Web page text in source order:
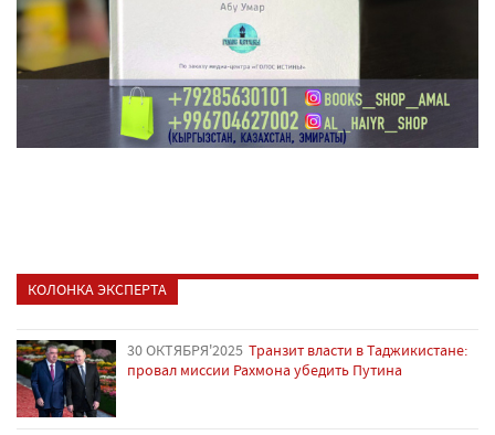
КОЛОНКА ЭКСПЕРТА
30 ОКТЯБРЯ'2025 Транзит власти в Таджикистане:
провал миссии Рахмона убедить Путина